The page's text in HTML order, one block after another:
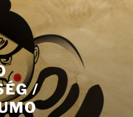
/